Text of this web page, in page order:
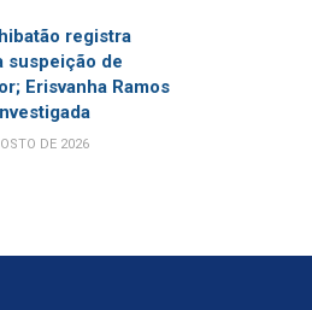
registra
suspeição de
Erisvanha Ramos
DE 2026